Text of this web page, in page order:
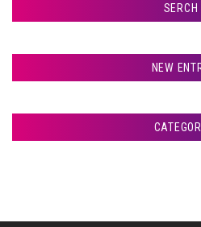
SERCH
NEW
室蘭市Ｇ様ランクル、パ
室蘭市Ｇ様ランクル、錆
美装